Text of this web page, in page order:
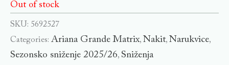
Out of stock
SKU: 5692527
Categories: Ariana Grande Matrix, Nakit, Narukvice,
Sezonsko sniženje 2025/26, Sniženja